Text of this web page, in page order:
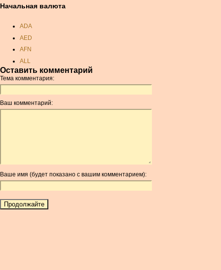
Начальная валюта
ADA
AED
AFN
ALL
AMD
ANC
ANG
AOA
AUR
AWG
BAM
Оставить комментарий
Тема комментария:
Ваш комментарий:
Ваше имя (будет показано с вашим комментарием):